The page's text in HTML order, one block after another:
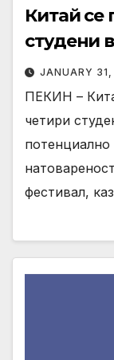
Китай се
студени
JANUARY
ПЕКИН –
четири
фестивал,